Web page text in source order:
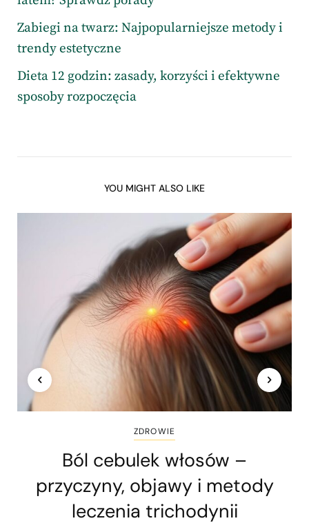
Zabiegi na twarz: Najpopularniejsze metody i
trendy estetyczne
Dieta 12 godzin: zasady, korzyści i efektywne
sposoby rozpoczęcia
YOU MIGHT ALSO LIKE
ZDROWIE
Ból cebulek włosów –
przyczyny, objawy i metody
leczenia trichodynii